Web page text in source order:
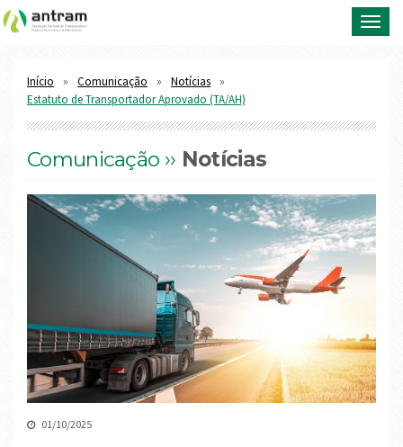
Início Comunicação
Notícias
Estatuto de Transportador Aprovado (TA/AH)
Comunicação ›› Notícias
01/10/2025